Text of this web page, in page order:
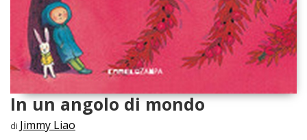
In un angolo di mondo
di Jimmy Liao